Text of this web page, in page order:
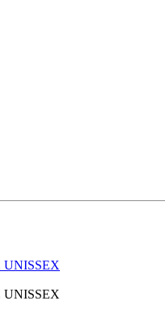
UNISSEX
UNISSEX